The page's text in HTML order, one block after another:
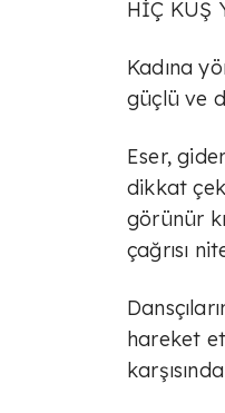
HİÇ KUŞ
Kadına
güçlü ve
Eser,
dikkat
görünür
çağrısı
hareket